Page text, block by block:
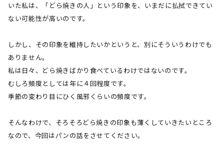
いた私は、「どら焼きの人」という印象を、いまだに払拭できてい
ない可能性が高いのです。
しかし、その印象を維持したいかというと、別にそういうわけでも
ありません。
私は日々、どら焼きばかり食べているわけではないのです。
むしろ頻度としては年に４回程度です。
季節の変わり目にひく風邪くらいの頻度です。
そんなわけで、そろそろどら焼きの印象も薄くしていきたいところ
なので、今回はパンの話をさせてください。